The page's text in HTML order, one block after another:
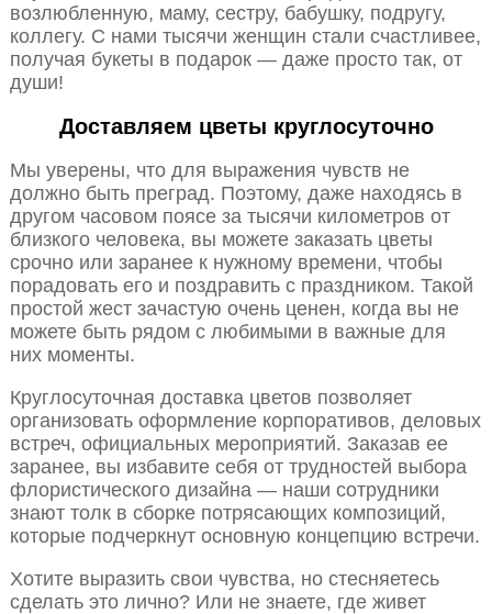
возлюбленную, маму, сестру, бабушку, подругу,
коллегу. С нами тысячи женщин стали счастливее,
получая букеты в подарок — даже просто так, от
души!
Доставляем цветы круглосуточно
Мы уверены, что для выражения чувств не
должно быть преград. Поэтому, даже находясь в
другом часовом поясе за тысячи километров от
близкого человека, вы можете заказать цветы
срочно или заранее к нужному времени, чтобы
порадовать его и поздравить с праздником. Такой
простой жест зачастую очень ценен, когда вы не
можете быть рядом с любимыми в важные для
них моменты.
Круглосуточная доставка цветов позволяет
организовать оформление корпоративов, деловых
встреч, официальных мероприятий. Заказав ее
заранее, вы избавите себя от трудностей выбора
флористического дизайна — наши сотрудники
знают толк в сборке потрясающих композиций,
которые подчеркнут основную концепцию встречи.
Хотите выразить свои чувства, но стесняетесь
сделать это лично? Или не знаете, где живет